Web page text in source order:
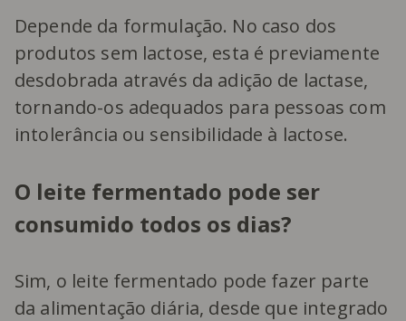
Depende da formulação. No caso dos
produtos sem lactose, esta é previamente
desdobrada através da adição de lactase,
tornando-os adequados para pessoas com
intolerância ou sensibilidade à lactose.
O leite fermentado pode ser
consumido todos os dias?
Sim, o leite fermentado pode fazer parte
da alimentação diária, desde que integrado